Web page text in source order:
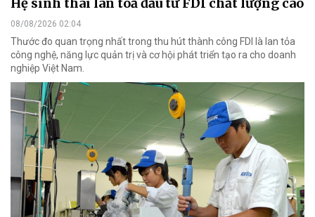
08/08/2026 02:04
Thước đo quan trọng nhất trong thu hút thành công FDI là lan tỏa
công nghệ, năng lực quản trị và cơ hội phát triển tạo ra cho doanh
nghiệp Việt Nam.